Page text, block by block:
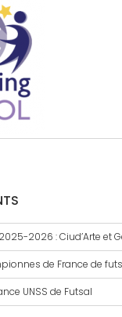
2026 : Ciud’Arte et
de France de
UNSS de Futsal